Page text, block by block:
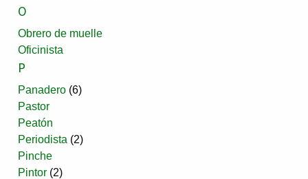
O
Obrero de muelle
Oficinista
P
Panadero (6)
Pastor
Peatón
Periodista (2)
Pinche
Pintor (2)